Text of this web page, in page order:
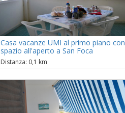
Casa vacanze UMI al primo piano con
spazio all'aperto a San Foca
Distanza: 0,1 km